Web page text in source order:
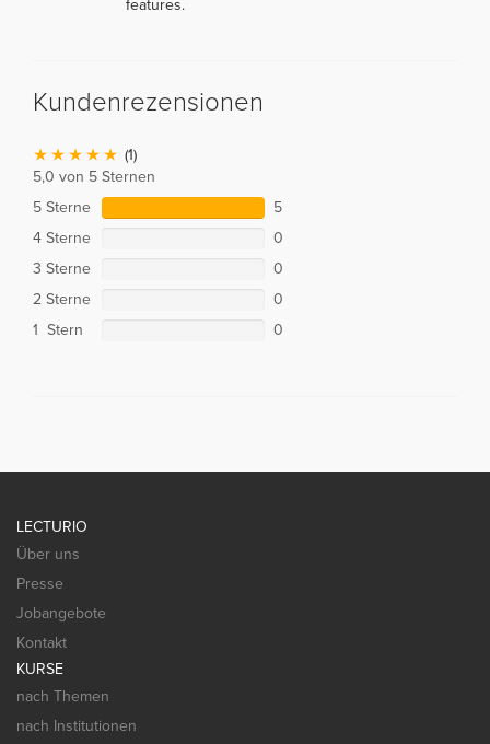
features.
Kundenrezensionen
(1)
5,0 von 5 Sternen
5 Sterne
5
4 Sterne
0
3 Sterne
0
2 Sterne
0
1 Stern
0
LECTURIO
Über uns
Presse
Jobangebote
Kontakt
KURSE
nach Themen
nach Institutionen